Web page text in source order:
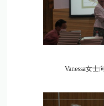
Vanessa女